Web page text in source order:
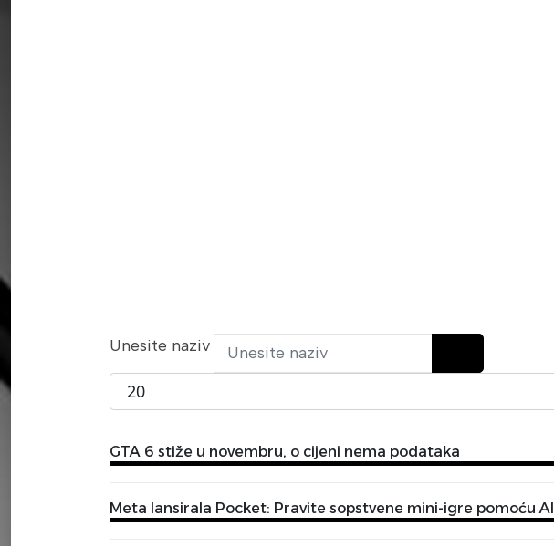
Unesite naziv
Prikaži broj
GTA 6 stiže u novembru, o cijeni nema podataka
Meta lansirala Pocket: Pravite sopstvene mini-igre pomoću AI